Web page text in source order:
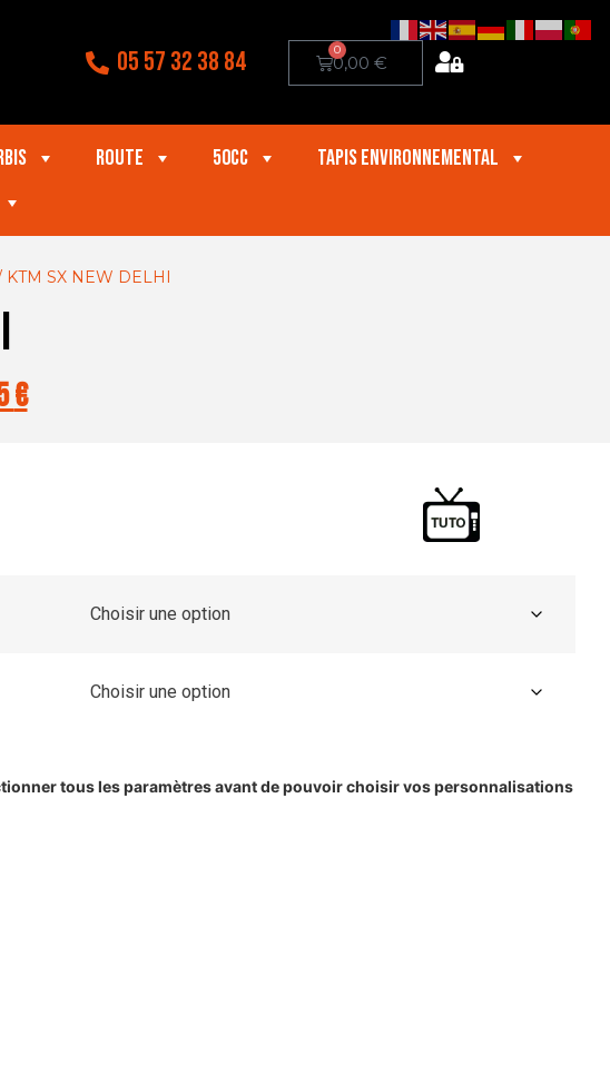
05 57 32 38 84 0,00 €
0
Route 50cc
Tapis Environnemental
KTM SX NEW DELHI
€
tous les paramètres avant de pouvoir choisir vos personnalisations